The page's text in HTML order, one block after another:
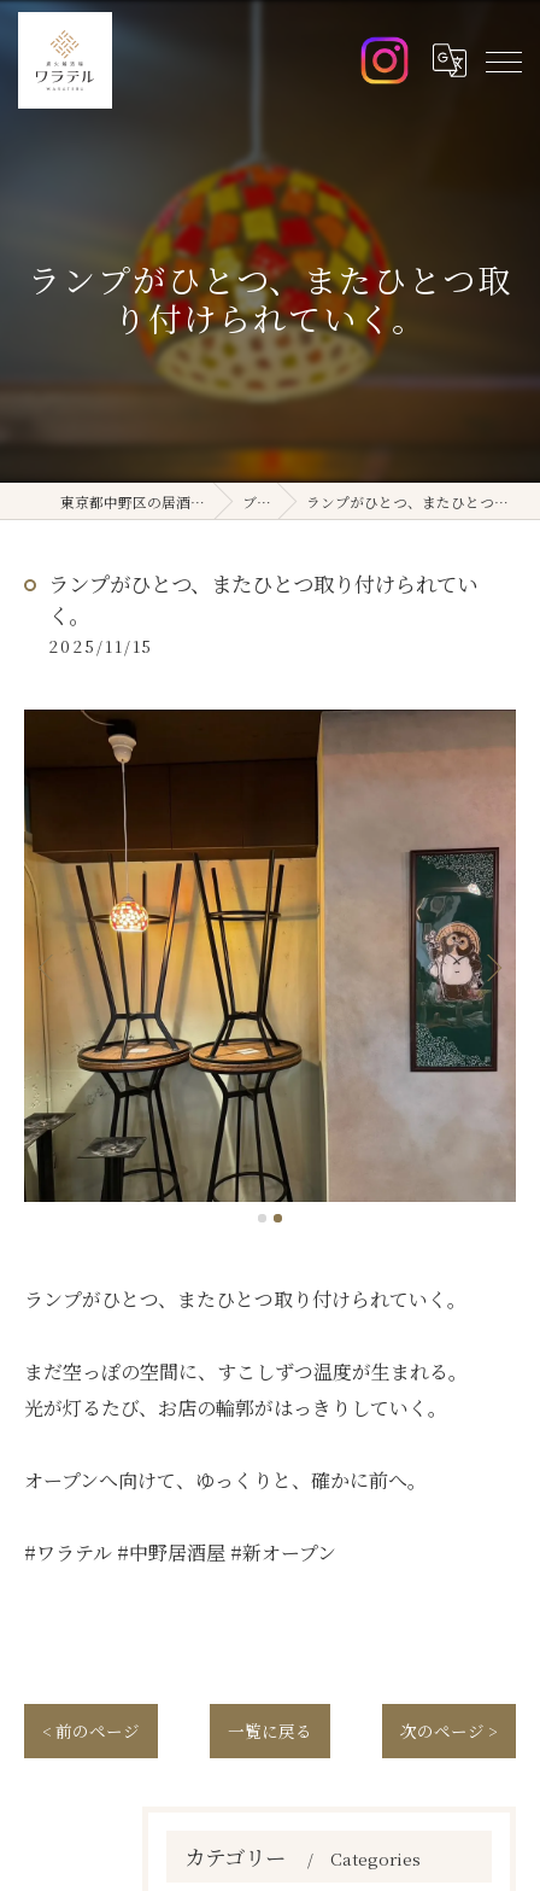
ランプがひとつ、またひとつ取
り付けられていく。
東京都中野区の居酒屋ならワラテル ブログ ランプがひとつ、またひとつ取り付けられていく。
ランプがひとつ、またひとつ取り付けられてい
く。
2025/11/15
ランプがひとつ、またひとつ取り付けられていく。
まだ空っぽの空間に、すこしずつ温度が生まれる。
光が灯るたび、お店の輪郭がはっきりしていく。
オープンへ向けて、ゆっくりと、確かに前へ。
#ワラテル #中野居酒屋 #新オープン
< 前のページ 一覧に戻る 次のページ >
カテゴリー Categories